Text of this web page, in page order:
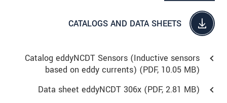
CATALOGS AND DATA SHEETS
Catalog eddyNCDT Sensors (Inductive sensors
based on eddy currents) (PDF, 10.05 MB)
Data sheet eddyNCDT 306x (PDF, 2.81 MB)